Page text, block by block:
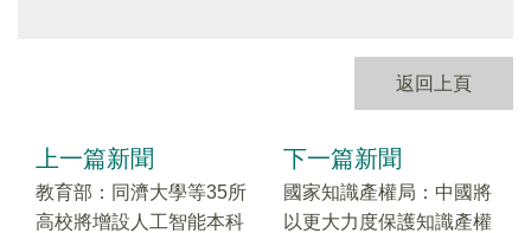
返回上頁
上一篇新聞
教育部：同濟大學等35所
高校將增設人工智能本科
下一篇新聞
國家知識產權局：中國將
以更大力度保護知識產權